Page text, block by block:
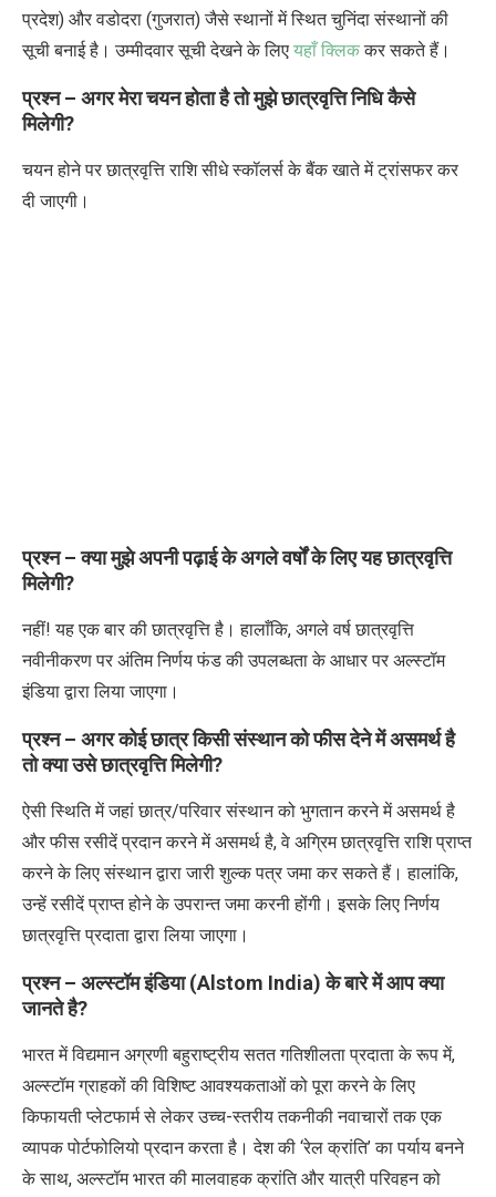
प्रदेश) और वडोदरा (गुजरात) जैसे स्थानों में स्थित चुनिंदा संस्थानों की
सूची बनाई है। उम्मीदवार सूची देखने के लिए यहाँ क्लिककर सकते हैं।
प्रश्न – अगर मेरा चयन होता है तो मुझे छात्रवृत्ति निधि कैसे
मिलेगी?
चयन होने पर छात्रवृत्ति राशि सीधे स्कॉलर्स के बैंक खाते में ट्रांसफर कर
दी जाएगी।
प्रश्न – क्या मुझे अपनी पढ़ाई के अगले वर्षों के लिए यह छात्रवृत्ति
मिलेगी?
नहीं! यह एक बार की छात्रवृत्ति है। हालाँकि, अगले वर्ष छात्रवृत्ति
नवीनीकरण पर अंतिम निर्णय फंड की उपलब्धता के आधार पर अल्स्टॉम
इंडिया द्वारा लिया जाएगा।
प्रश्न – अगर कोई छात्र किसी संस्थान को फीस देने में असमर्थ है
तो क्या उसे छात्रवृत्ति मिलेगी?
ऐसी स्थिति में जहां छात्र/परिवार संस्थान को भुगतान करने में असमर्थ है
और फीस रसीदें प्रदान करने में असमर्थ है,वे अग्रिम छात्रवृत्ति राशि प्राप्त
करने के लिए संस्थान द्वारा जारी शुल्क पत्र जमा कर सकते हैं। हालांकि,
उन्हें रसीदें प्राप्त होने के उपरान्त जमा करनी होंगी। इसके लिए निर्णय
छात्रवृत्ति प्रदाता द्वारा लिया जाएगा।
प्रश्न – अल्स्टॉम इंडिया (Alstom India) के बारे में आप क्या
जानते है?
भारत में विद्यमान अग्रणी बहुराष्ट्रीय सतत गतिशीलता प्रदाता के रूप में,
अल्स्टॉम ग्राहकों की विशिष्ट आवश्यकताओं को पूरा करने के लिए
किफायती प्लेटफार्म से लेकर उच्च-स्तरीय तकनीकी नवाचारों तक एक
व्यापक पोर्टफोलियो प्रदान करता है। देश की ‘रेल क्रांति’ का पर्याय बनने
के साथ, अल्स्टॉम भारत की मालवाहक क्रांति और यात्री परिवहन को